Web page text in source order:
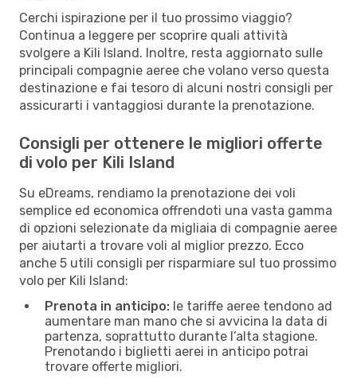
Cerchi ispirazione per il tuo prossimo viaggio?
Continua a leggere per scoprire quali attività
svolgere a Kili Island. Inoltre, resta aggiornato sulle
principali compagnie aeree che volano verso questa
destinazione e fai tesoro di alcuni nostri consigli per
assicurarti i vantaggiosi durante la prenotazione.
Consigli per ottenere le migliori offerte
di volo per Kili Island
Su eDreams, rendiamo la prenotazione dei voli
semplice ed economica offrendoti una vasta gamma
di opzioni selezionate da migliaia di compagnie aeree
per aiutarti a trovare voli al miglior prezzo. Ecco
anche 5 utili consigli per risparmiare sul tuo prossimo
volo per Kili Island:
Prenota in anticipo: le tariffe aeree tendono ad
aumentare man mano che si avvicina la data di
partenza, soprattutto durante l’alta stagione.
Prenotando i biglietti aerei in anticipo potrai
trovare offerte migliori.